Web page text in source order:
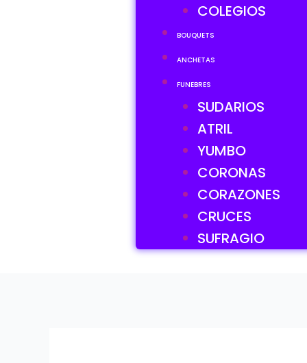
COLEGIOS
BOUQUETS
ANCHETAS
FUNEBRES
SUDARIOS
ATRIL
YUMBO
CORONAS
CORAZONES
CRUCES
SUFRAGIO